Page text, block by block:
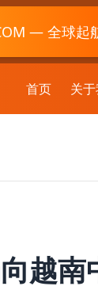
— 全球起
首页 关
越南